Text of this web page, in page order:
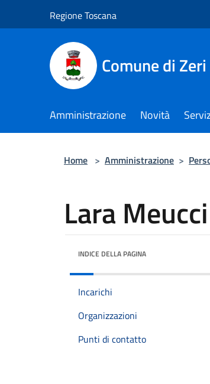
Regione Toscana
Comune di Zeri
Amministrazione Novità
Home > Amministrazione >
Lara Meucci
INDICE DELLA PAGINA
Incarichi
Organizzazioni
Punti di contatto